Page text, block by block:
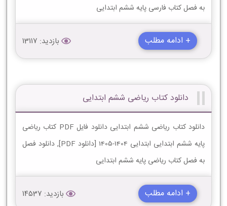
به فصل کتاب فارسی پایه ششم ابتدایی
+ ادامه مطلب بازدید: 13117
دانلود کتاب ریاضی ششم ابتدایی
دانلود کتاب ریاضی ششم ابتدایی دانلود فایل PDF کتاب ریاضی
پایه ششم ابتدایی ابتدایی 1404-1405 [دانلود PDF], دانلود فصل
به فصل کتاب ریاضی پایه ششم ابتدایی
+ ادامه مطلب بازدید: 14537